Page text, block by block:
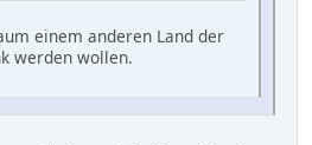
einem anderen Land der
werden wollen.